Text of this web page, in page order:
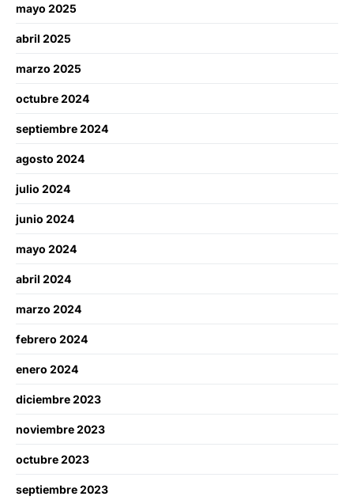
mayo 2025
abril 2025
marzo 2025
octubre 2024
septiembre 2024
agosto 2024
julio 2024
junio 2024
mayo 2024
abril 2024
marzo 2024
febrero 2024
enero 2024
diciembre 2023
noviembre 2023
octubre 2023
septiembre 2023